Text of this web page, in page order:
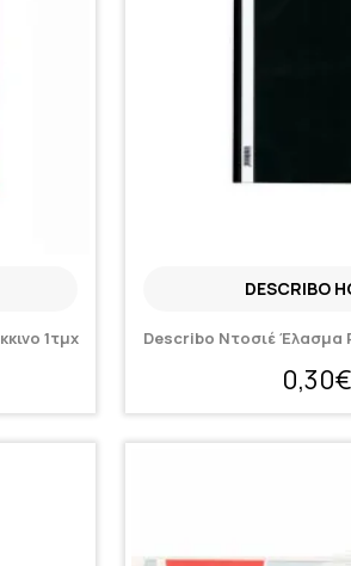
1τμχ
DESCRIBO
Describo Ντοσιέ Έλασμα
0,30€